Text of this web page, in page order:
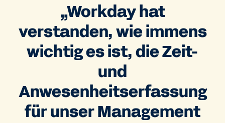
„Workday hat
verstanden, wie immens
wichtig es ist, die Zeit-
und
Anwesenheitserfassung
für unser Management